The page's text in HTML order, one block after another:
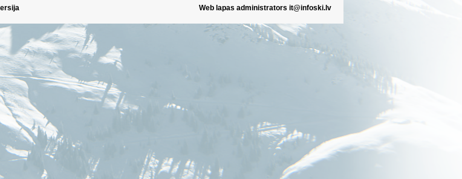
Web lapas administrators it@infoski.lv